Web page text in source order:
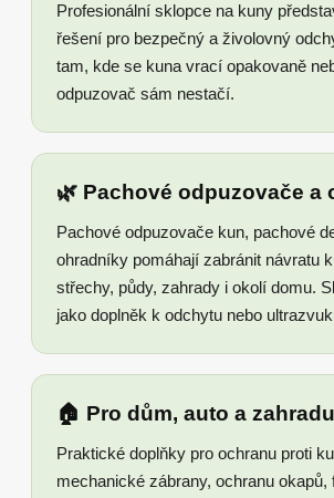
Profesionální sklopce na kuny
řešení pro bezpečný a živolovný
tam, kde se kuna vrací opakovaně
odpuzovač sám nestačí.
🌿 Pachové odpuzovače a
Pachové odpuzovače kun, pachové
ohradníky pomáhají zabránit návratu
střechy, půdy, zahrady i okolí domu.
jako doplněk k odchytu nebo
🏠 Pro dům, auto a zahradu
Praktické doplňky pro ochranu proti
mechanické zábrany, ochranu okapů,